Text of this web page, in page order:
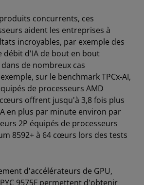
concurrents, ces
aident les entreprises à
incroyables, par exemple des
débit d'IA de bout en bout
de nombreux cas
sur le benchmark TPCx-AI,
de processeurs AMD
cœurs offrent jusqu'à 3,8 fois plus
en plus par minute environ par
2P équipés de processeurs
8592+ à 64 cœurs lors des tests
d'accélérateurs de GPU,
9575F permettent d'obtenir